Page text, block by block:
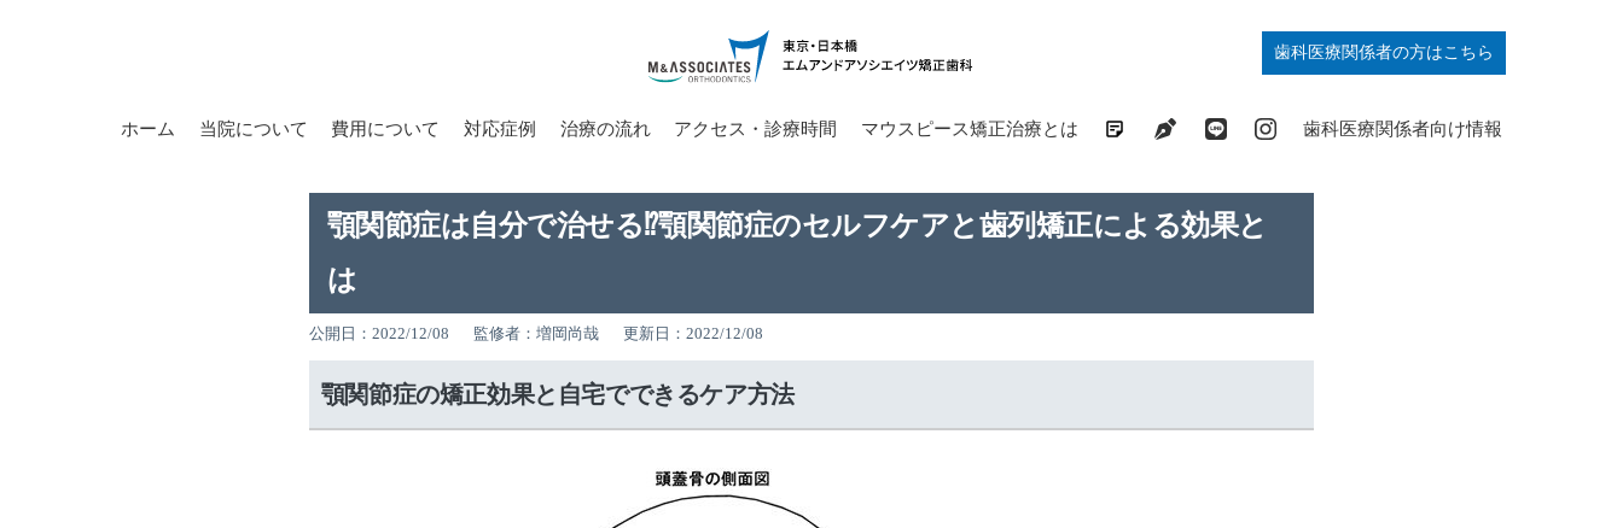
歯科医療関係者の方はこちら
ホーム 当院について 費用について 対応症例 治療の流れ アクセス・診療時間 マウスピース矯正治療とは 歯列矯正の基礎知識コラム
ドクターブログ
最新情報発信中
症例掲載中
歯科医療関係者向け情報
顎関節症は自分で治せる⁉顎関節症のセルフケアと歯列矯正による効果と
は
公開日：2022/12/08 監修者：増岡尚哉 更新日：2022/12/08
顎関節症の矯正効果と自宅でできるケア方法